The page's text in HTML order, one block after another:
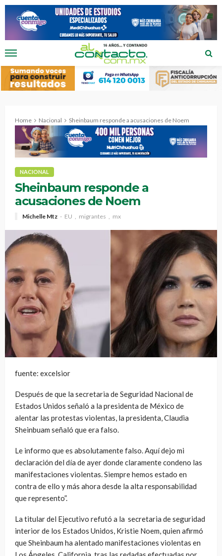
Home Nacional Sheinbaum responde a acusaciones de Noem
NACIONAL
Sheinbaum responde a
acusaciones de Noem
Michelle Mtz EU migrantes mx
fuente: excelsior
Después de que la secretaria de Seguridad Nacional de
Estados Unidos señaló a la presidenta de México de
alentar las protestas violentas, la presidenta, Claudia
Sheinbuam señaló que era falso.
Le informo que es absolutamente falso. Aquí dejo mi
declaración del día de ayer donde claramente condeno las
manifestaciones violentas. Siempre hemos estado en
contra de ello y más ahora desde la alta responsabilidad
que represento”.
La titular del Ejecutivo refutó a la secretaria de seguridad
interior de los Estados Unidos, Kristie Noem, quien afirmó
que Sheinbaum ha alentado manifestaciones violentas en